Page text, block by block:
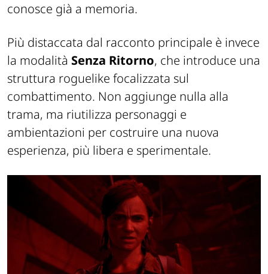
conosce già a memoria.
Più distaccata dal racconto principale è invece
la modalità Senza Ritorno, che introduce una
struttura roguelike focalizzata sul
combattimento. Non aggiunge nulla alla
trama, ma riutilizza personaggi e
ambientazioni per costruire una nuova
esperienza, più libera e sperimentale.